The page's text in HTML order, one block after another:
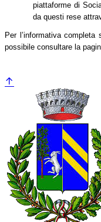
piattaforme di
da questi rese
Per l’informativa
possibile consultare la